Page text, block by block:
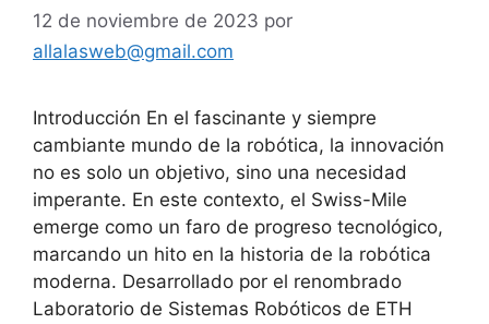
12 de noviembre de 2023 por
allalasweb@gmail.com
Introducción En el fascinante y siempre
cambiante mundo de la robótica, la innovación
no es solo un objetivo, sino una necesidad
imperante. En este contexto, el Swiss-Mile
emerge como un faro de progreso tecnológico,
marcando un hito en la historia de la robótica
moderna. Desarrollado por el renombrado
Laboratorio de Sistemas Robóticos de ETH